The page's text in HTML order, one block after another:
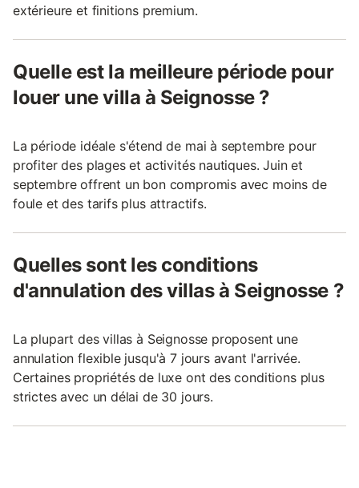
extérieure et finitions premium.
Quelle est la meilleure période pour
louer une villa à Seignosse ?
La période idéale s'étend de mai à septembre pour
profiter des plages et activités nautiques. Juin et
septembre offrent un bon compromis avec moins de
foule et des tarifs plus attractifs.
Quelles sont les conditions
d'annulation des villas à Seignosse ?
La plupart des villas à Seignosse proposent une
annulation flexible jusqu'à 7 jours avant l'arrivée.
Certaines propriétés de luxe ont des conditions plus
strictes avec un délai de 30 jours.